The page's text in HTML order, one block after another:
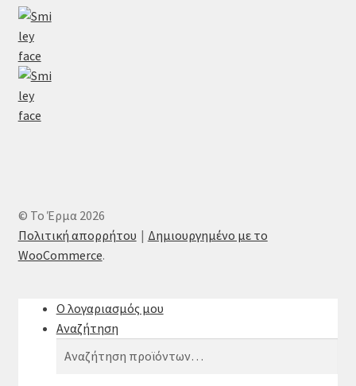
© Το Έρμα 2026
Πολιτική απορρήτου
Δημιουργημένο με το
WooCommerce.
Ο λογαριασμός μου
Αναζήτηση
Αναζήτηση
Αναζήτηση